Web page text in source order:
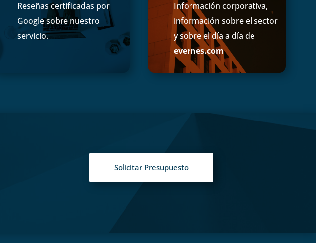
Reseñas certificadas por
Google sobre nuestro
servicio.
Información corporativa,
información sobre el sector
y sobre el día a día de
evernes.com
Solicitar Presupuesto